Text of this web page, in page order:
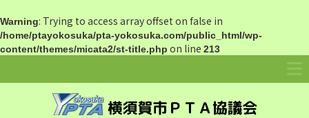
Warning: Trying to access array offset on false in
/home/ptayokosuka/pta-yokosuka.com/public_html/wp-
content/themes/micata2/st-title.php on line 213